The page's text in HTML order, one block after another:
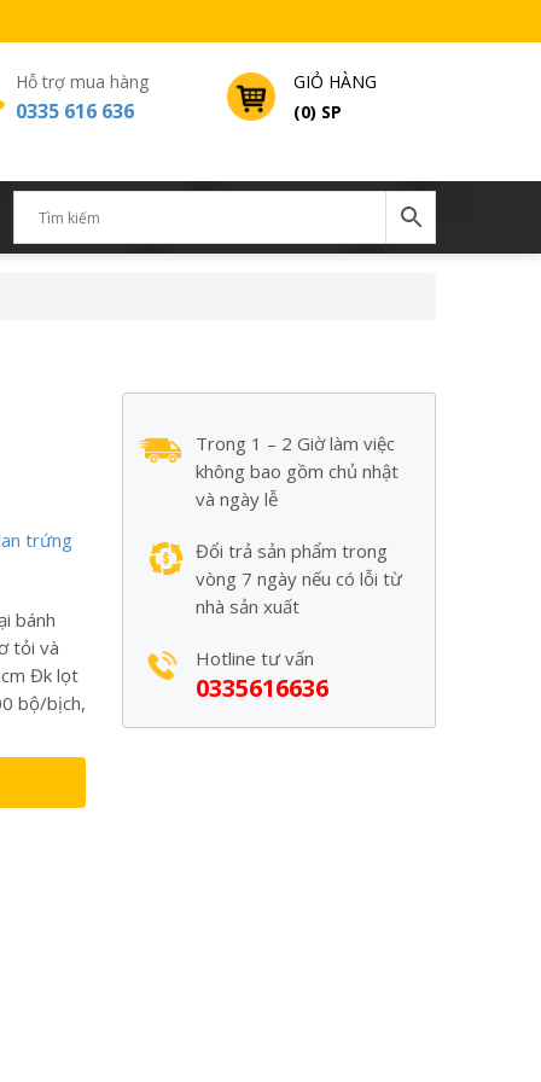
GIỎ HÀNG
(0) SP
Hỗ trợ mua hàng
0335 616 636
trứng
bánh
tỏi và
Đk lọt
bộ/bịch,
Trong 1 – 2 Giờ làm việc
không bao gồm chủ nhật
và ngày lễ
Đổi trả sản phẩm trong
vòng 7 ngày nếu có lỗi từ
nhà sản xuất
Hotline tư vấn
0335616636